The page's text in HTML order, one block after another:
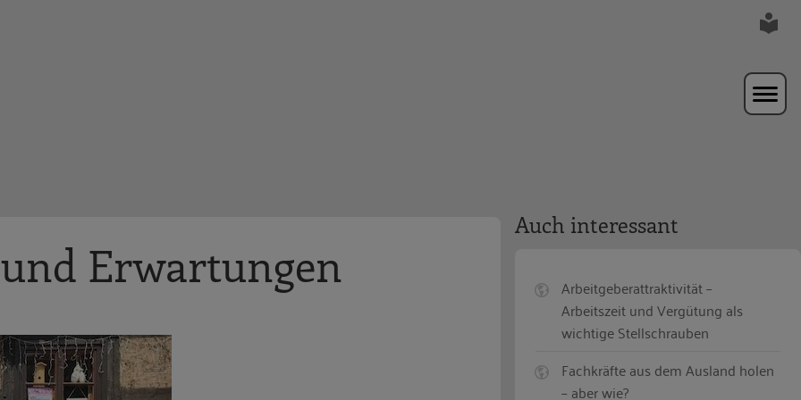
Erwartungen
Auch interessant
Arbeitgeberattraktivität –
Arbeitszeit und Vergütung als
wichtige Stellschrauben
Fachkräfte aus dem Ausland holen
– aber wie?